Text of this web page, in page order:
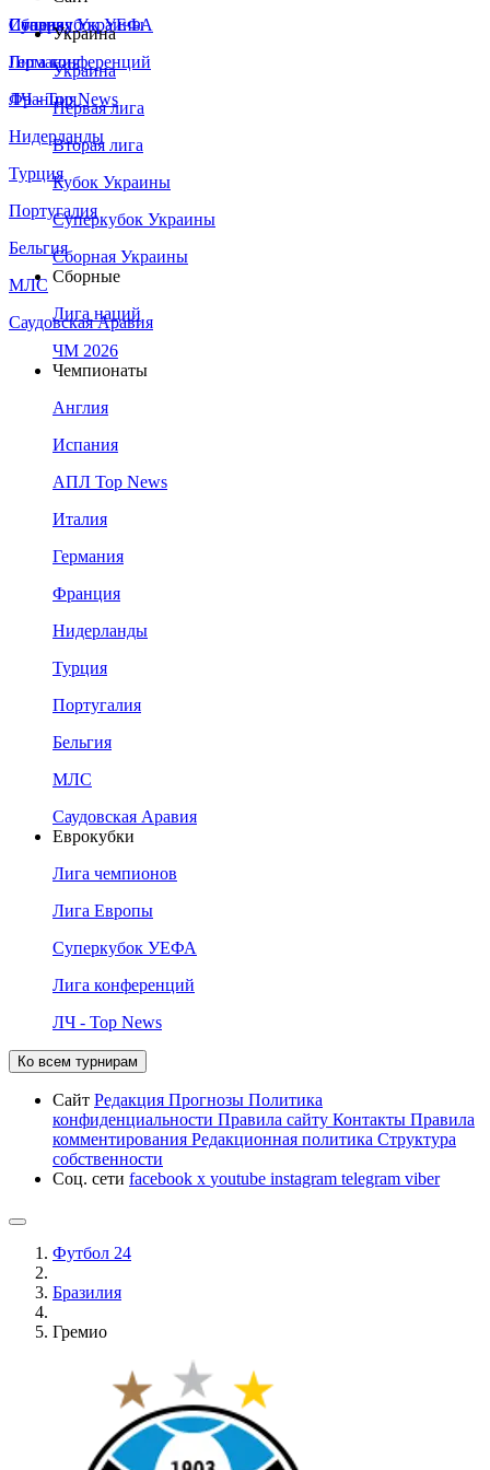
Сборная Украины
Италия
Германия
Франция
Нидерланды
Турция
Португалия
Бельгия
МЛС
Саудовская Аравия
Суперкубок УЕФА
Лига конференций
ЛЧ - Top News
Украина
Украина
Первая лига
Вторая лига
Кубок Украины
Суперкубок Украины
Сборная Украины
Сборные
Лига наций
ЧМ 2026
Чемпионаты
Англия
Испания
АПЛ Top News
Италия
Германия
Франция
Нидерланды
Турция
Португалия
Бельгия
МЛС
Саудовская Аравия
Еврокубки
Лига чемпионов
Лига Европы
Суперкубок УЕФА
Лига конференций
ЛЧ - Top News
Ко всем турнирам
Сайт Редакция Прогнозы Политика
конфиденциальности Правила сайту Контакты Правила
комментирования Редакционная политика Структура
собственности
Соц. сети facebook x youtube instagram telegram viber
Футбол 24
Бразилия
Гремио